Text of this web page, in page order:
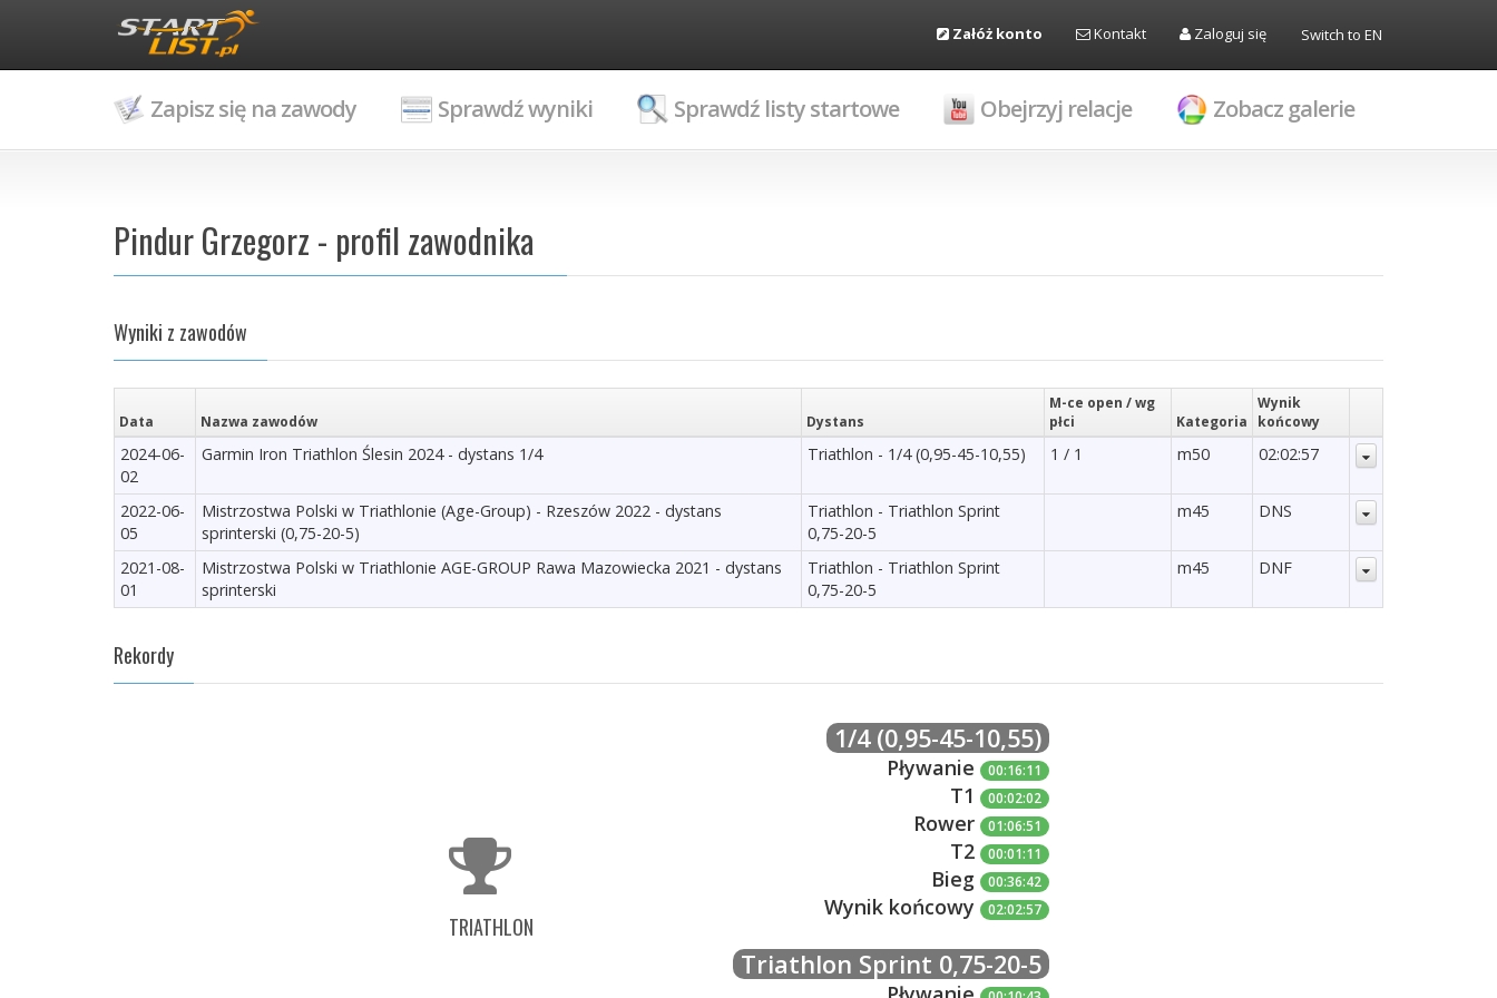
Załóż konto Kontakt Zaloguj się Switch to EN
Zapisz się na zawody Sprawdź wyniki Sprawdź listy startowe Obejrzyj relacje Zobacz galerie
Pindur Grzegorz - profil zawodnika
Wyniki z zawodów
Data Nazwa zawodów Dystans
M-ce open / wg
płci
Kategoria
Wynik
końcowy
2024-06-
02
Garmin Iron Triathlon Ślesin 2024 - dystans 1/4 Triathlon - 1/4 (0,95-45-10,55) 1 / 1 m50 02:02:57
2022-06-
05
Mistrzostwa Polski w Triathlonie (Age-Group) - Rzeszów 2022 - dystans
sprinterski (0,75-20-5)
Triathlon - Triathlon Sprint
0,75-20-5
m45 DNS
2021-08-
01
Mistrzostwa Polski w Triathlonie AGE-GROUP Rawa Mazowiecka 2021 - dystans
sprinterski
Triathlon - Triathlon Sprint
0,75-20-5
m45 DNF
Rekordy
TRIATHLON
1/4 (0,95-45-10,55)
Pływanie 00:16:11
T1 00:02:02
Rower 01:06:51
T2 00:01:11
Bieg 00:36:42
Wynik końcowy 02:02:57
Triathlon Sprint 0,75-20-5